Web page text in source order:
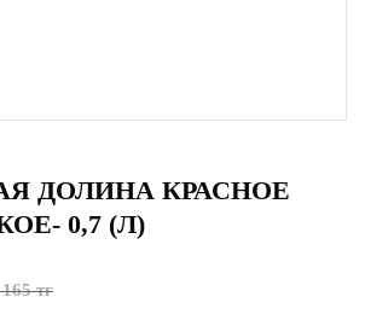
ДОЛИНА КРАСНОЕ
0,7 (Л)
тг